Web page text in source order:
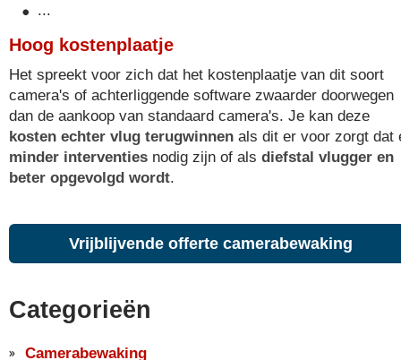
...
Hoog kostenplaatje
Het spreekt voor zich dat het kostenplaatje van dit soort
camera's of achterliggende software zwaarder doorwegen
dan de aankoop van standaard camera's. Je kan deze
kosten echter vlug terugwinnen als dit er voor zorgt dat
minder interventies nodig zijn of als diefstal vlugger en
beter opgevolgd wordt.
Vrijblijvende offerte camerabewaking
Categorieën
Camerabewaking